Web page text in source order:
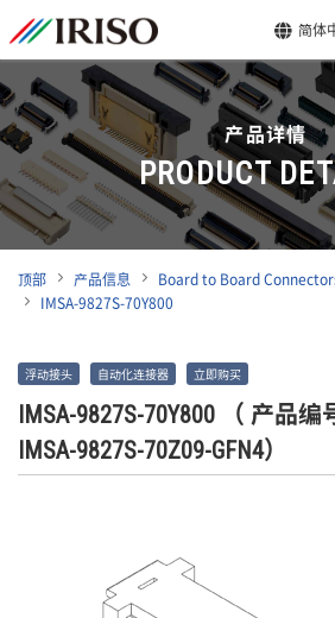
简体
产品详情
PRODUCT
顶部 产品信息 Board to Board
IMSA-9827S-70Y800
浮动接头 自动化连接器 立即购买
IMSA-9827S-70Y800 （ 产品编
IMSA-9827S-70Z09-GFN4）